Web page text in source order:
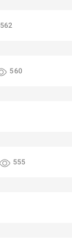
562
560
555